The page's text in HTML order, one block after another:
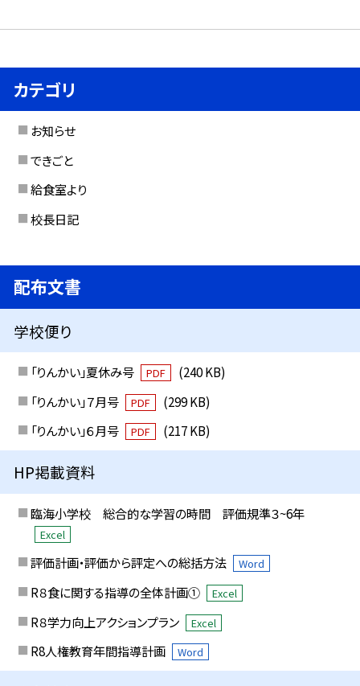
カテゴリ
お知らせ
できごと
給食室より
校長日記
配布文書
学校便り
「りんかい」夏休み号 PDF
(240 KB)
「りんかい」７月号
PDF
(299 KB)
「りんかい」６月号
PDF (217 KB)
HP掲載資料
臨海小学校 総合的な学習の時間 評価規準３~6年
Excel
評価計画・評価から評定への総括方法 Word
R８食に関する指導の全体計画① Excel
R８学力向上アクションプラン Excel
R8人権教育年間指導計画 Word